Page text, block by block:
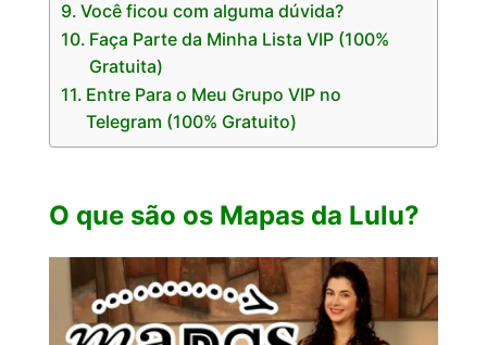
Você ficou com alguma dúvida?
Faça Parte da Minha Lista VIP (100%
Gratuita)
Entre Para o Meu Grupo VIP no
Telegram (100% Gratuito)
O que são os Mapas da Lulu?